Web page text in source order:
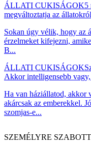
ÁLLATI CUKISÁGOK5
megváltoztatja az
Sokan úgy vélik, hogy az
érzelmeket kifejezni,
B...
ÁLLATI CUKISÁGOK
Akkor intelligensebb
Ha van háziállatod, akkor
akárcsak az emberekkel.
szomjas-e...
SZEMÉLYRE